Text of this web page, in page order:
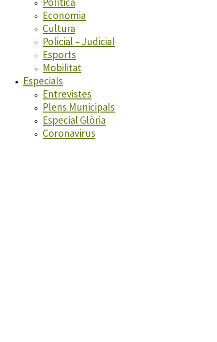
Economia
Cultura
Policial – Judicial
Esports
Mobilitat
Especials
Entrevistes
Plens Municipals
Especial Glòria
Coronavirus